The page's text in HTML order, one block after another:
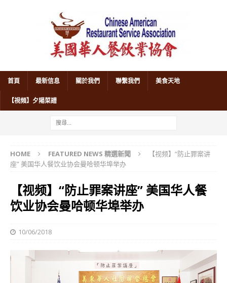
首頁 最新信息 關於我們 聯繫我們 美食天地
【視頻】夕陽菜譜
HOME FEATURED NEWS 精選新聞
【视频】“防止罪案讲
座” 美国华人餐饮业协会曼哈顿华埠举办
【视频】“防止罪案讲座” 美国华人餐
饮业协会曼哈顿华埠举办
10/06/2018